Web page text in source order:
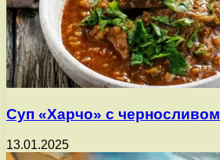
Суп «Харчо» с черносливом
13.01.2025